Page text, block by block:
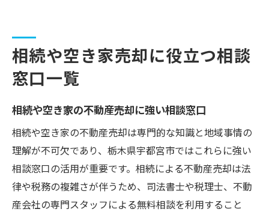
相続や空き家売却に役立つ相談
窓口一覧
相続や空き家の不動産売却に強い相談窓口
相続や空き家の不動産売却は専門的な知識と地域事情の
理解が不可欠であり、栃木県宇都宮市ではこれらに強い
相談窓口の活用が重要です。相続による不動産売却は法
律や税務の複雑さが伴うため、司法書士や税理士、不動
産会社の専門スタッフによる無料相談を利用すること